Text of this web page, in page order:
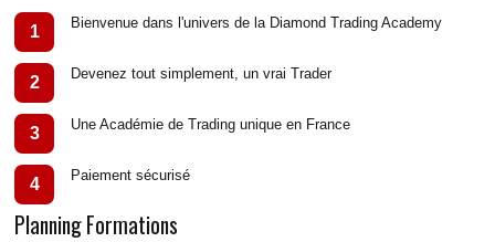
1 Bienvenue dans l'univers de la Diamond Trading Academy
2 Devenez tout simplement, un vrai Trader
3 Une Académie de Trading unique en France
4 Paiement sécurisé
Planning Formations